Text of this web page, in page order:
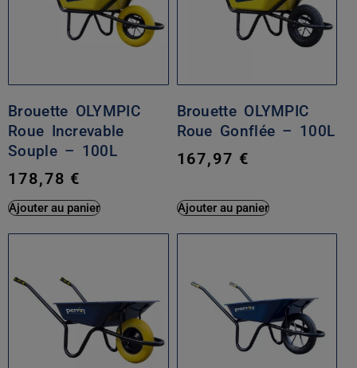
Brouette OLYMPIC
Roue Increvable
Souple – 100L
178,78 €
Ajouter au panier
Brouette OLYMPIC
Roue Gonflée – 100L
167,97 €
Ajouter au panier